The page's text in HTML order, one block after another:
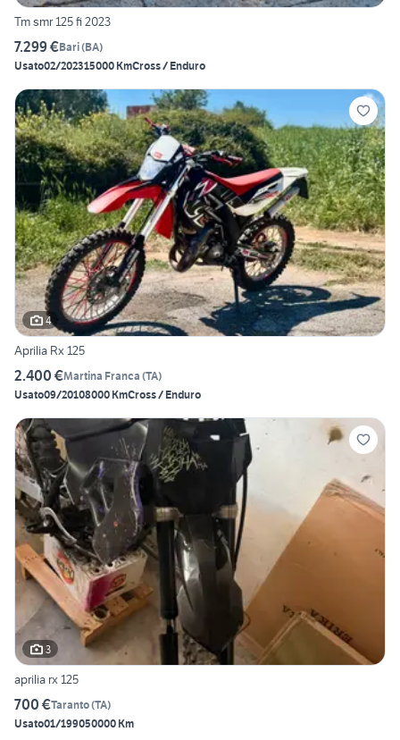
Tm smr 125 fi 2023
7.299 €Bari(BA)
Usato02/202315000 KmCross / Enduro
4
Aprilia Rx 125
2.400 €Martina Franca (TA)
Usato09/20108000 KmCross / Enduro
3
aprilia rx 125
700 €Taranto(TA)
Usato01/199050000 Km